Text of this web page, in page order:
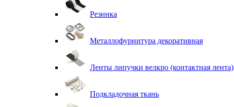
Резинка
Металлофурнитура декоративная
Ленты липучки велкро (контактная лента)
Подкладочная ткань